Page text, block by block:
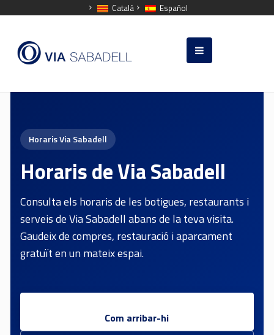
Català Español
Horaris Via Sabadell
Horaris de Via Sabadell
Consulta els horaris de les botigues, restaurants i
serveis de Via Sabadell abans de la teva visita.
Gaudeix de compres, restauració i aparcament
gratuït en un mateix espai.
Com arribar-hi